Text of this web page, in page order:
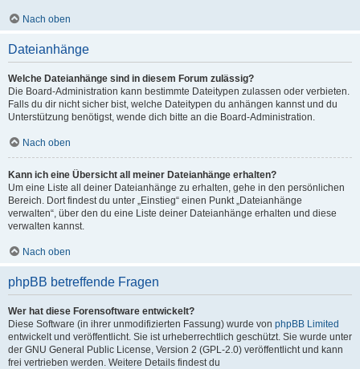
Nach oben
Dateianhänge
Welche Dateianhänge sind in diesem Forum zulässig?
Die Board-Administration kann bestimmte Dateitypen zulassen oder verbieten.
Falls du dir nicht sicher bist, welche Dateitypen du anhängen kannst und du
Unterstützung benötigst, wende dich bitte an die Board-Administration.
Nach oben
Kann ich eine Übersicht all meiner Dateianhänge erhalten?
Um eine Liste all deiner Dateianhänge zu erhalten, gehe in den persönlichen
Bereich. Dort findest du unter „Einstieg“ einen Punkt „Dateianhänge
verwalten“, über den du eine Liste deiner Dateianhänge erhalten und diese
verwalten kannst.
Nach oben
phpBB betreffende Fragen
Wer hat diese Forensoftware entwickelt?
Diese Software (in ihrer unmodifizierten Fassung) wurde von phpBB Limited
entwickelt und veröffentlicht. Sie ist urheberrechtlich geschützt. Sie wurde unter
der GNU General Public License, Version 2 (GPL-2.0) veröffentlicht und kann
frei vertrieben werden. Weitere Details findest du